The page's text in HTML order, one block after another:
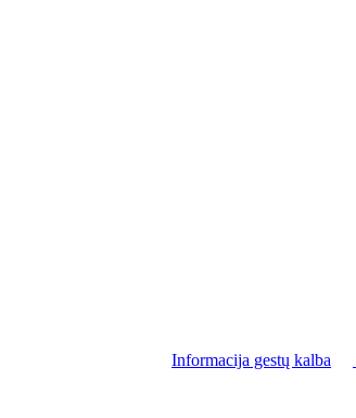
Informacija gestų kalba